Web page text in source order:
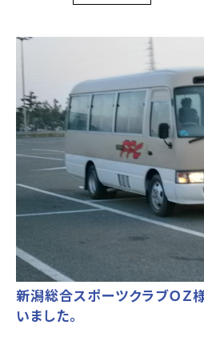
新潟総合スポーツクラブＯＺ
いました。